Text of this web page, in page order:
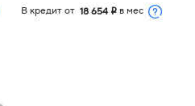
В кредит от 18 654 i в мес